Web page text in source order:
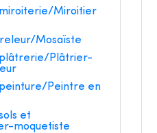
Miroitier
Mosaïste
Plâtrier-
Peintre en
et
moquetiste